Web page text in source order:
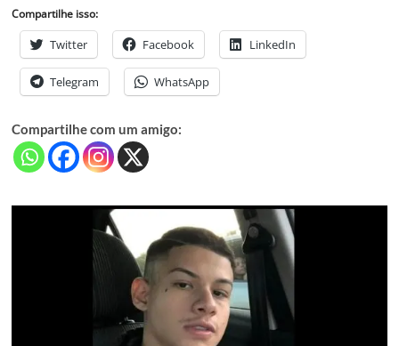
Compartilhe isso:
Twitter Facebook LinkedIn
Telegram WhatsApp
Compartilhe com um amigo: